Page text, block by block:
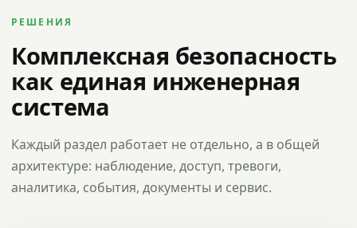
РЕШЕНИЯ
Комплексная безопасность
как единая инженерная
система
Каждый раздел работает не отдельно, а в общей
архитектуре: наблюдение, доступ, тревоги,
аналитика, события, документы и сервис.